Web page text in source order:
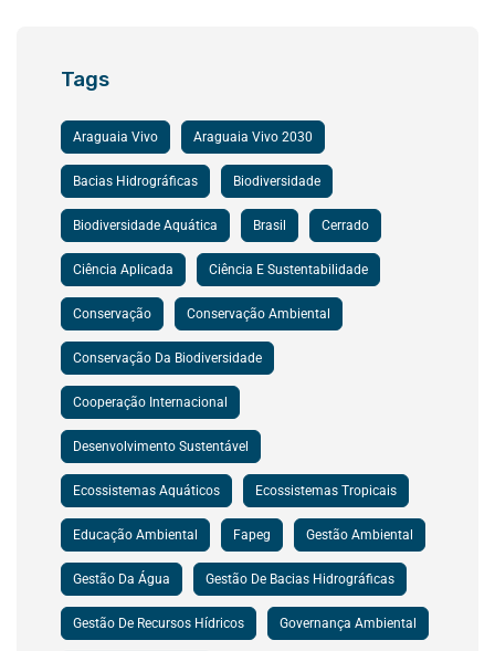
Tags
Araguaia Vivo Araguaia Vivo 2030
Bacias Hidrográficas Biodiversidade
Biodiversidade Aquática Brasil Cerrado
Ciência Aplicada Ciência E Sustentabilidade
Conservação Conservação Ambiental
Conservação Da Biodiversidade
Cooperação Internacional
Desenvolvimento Sustentável
Ecossistemas Aquáticos Ecossistemas Tropicais
Educação Ambiental Fapeg Gestão Ambiental
Gestão Da Água Gestão De Bacias Hidrográficas
Gestão De Recursos Hídricos Governança Ambiental